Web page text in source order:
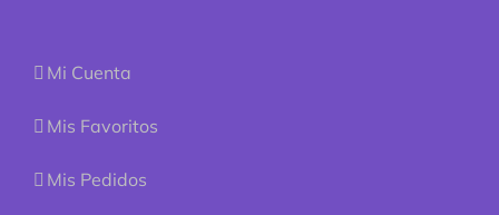
Mi Cuenta
Mis Favoritos
Mis Pedidos